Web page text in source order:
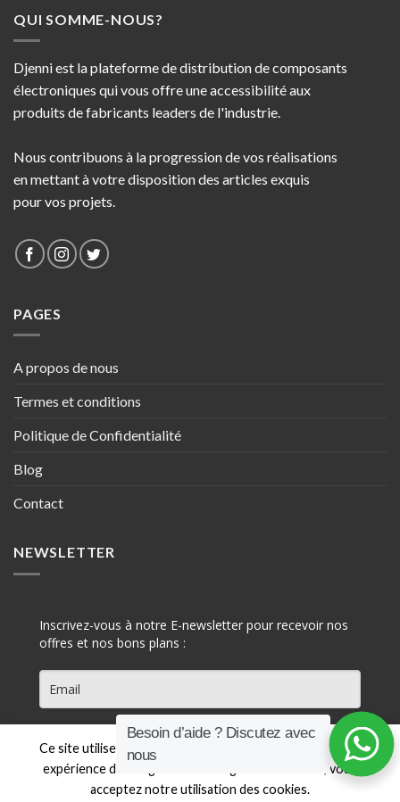
QUI SOMME-NOUS?
Djenni est la plateforme de distribution de composants
électroniques qui vous offre une accessibilité aux
produits de fabricants leaders de l'industrie.
Nous contribuons à la progression de vos réalisations
en mettant à votre disposition des articles exquis
pour vos projets.
PAGES
A propos de nous
Termes et conditions
Politique de Confidentialité
Blog
Contact
NEWSLETTER
Inscrivez-vous à notre E-newsletter pour recevoir nos
offres et nos bons plans :
Besoin d’aide ? Discutez avec
nous
Ce site utilise des cookies pour vous offrir une meilleure
expérience de navigation. En naviguant sur ce site, vous
acceptez notre utilisation des cookies.